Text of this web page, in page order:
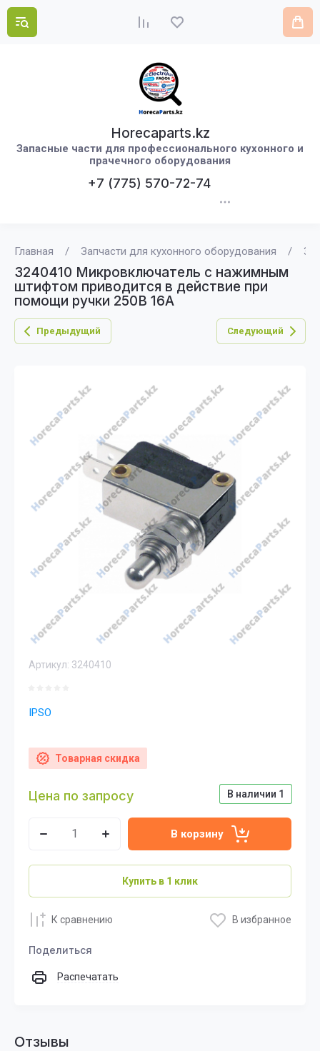
Horecaparts.kz
Запасные части для профессионального кухонного и
прачечного оборудования
+7 (775) 570-72-74
Главная / Запчасти для кухонного оборудования /
3240410 Микровключатель с нажимным
штифтом приводится в действие при
помощи ручки 250В 16А
Предыдущий Следующий
Артикул: 3240410
IPSO
Товарная скидка
В наличии 1
Цена по запросу
В корзину
Купить в 1 клик
К сравнению В избранное
Поделиться
Распечатать
Отзывы